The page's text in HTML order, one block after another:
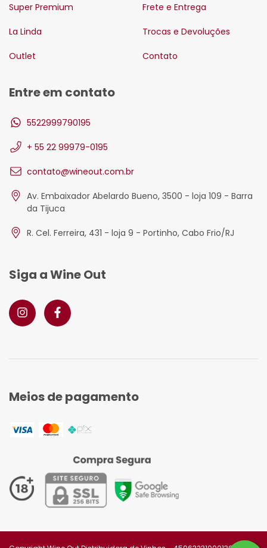
Super Premium
La Linda
Outlet
Frete e Entrega
Trocas e Devoluções
Contato
Entre em contato
5522999790195
+ 55 22 99979-0195
contato@wineout.com.br
Av. Embaixador Abelardo Bueno, 3500 - loja 109 - Barra
da Tijuca
R. Cel. Ferreira, 431 - loja 9 - Portinho, Cabo Frio/RJ
Siga a Wine Out
Meios de pagamento